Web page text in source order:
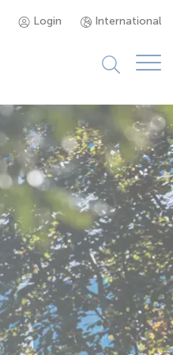
Login International